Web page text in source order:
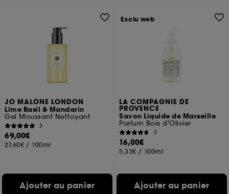
JO MALONE LONDON
Lime Basil & Mandarin
Gel Moussant Nettoyant
3
69,00€
27,60€ / 100ml
Ajouter au panier
LA COMPAGNIE DE
PROVENCE
Savon Liquide de Marseille
Parfum Bois d'Olivier
3
16,00€
5,33€ / 100ml
Ajouter au panier
Exclu web